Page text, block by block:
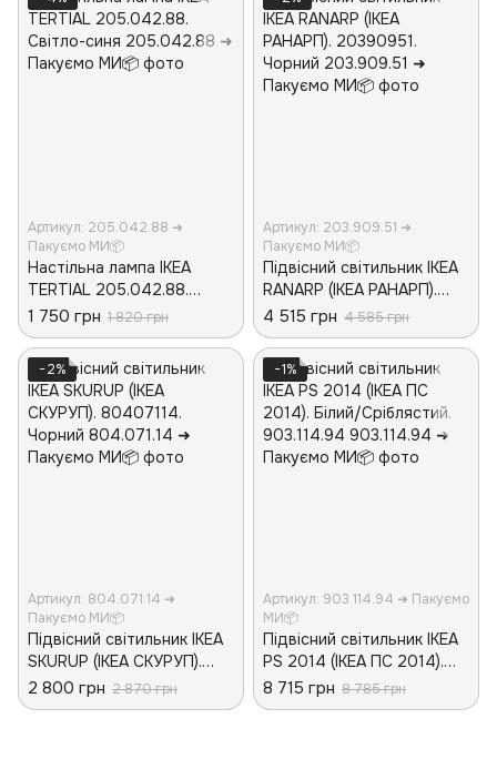
Артикул: 205.042.88 ➜
Пакуємо МИ📦
Настільна лампа IKEA
TERTIAL 205.042.88.
Світло-синя
1 750 грн 1 820 грн
Артикул: 203.909.51 ➜
Пакуємо МИ📦
Підвісний світильник IKEA
RANARP (ІКЕА РАНАРП).
20390951. Чорний
4 515 грн 4 585 грн
−2%
Артикул: 804.071.14 ➜
Пакуємо МИ📦
Підвісний світильник IKEA
SKURUP (ІКЕА СКУРУП).
80407114. Чорний
2 800 грн 2 870 грн
−1%
Артикул: 903.114.94 ➜ Пакуємо
МИ📦
Підвісний світильник IKEA
PS 2014 (ІКЕА ПС 2014).
Білий/Сріблястий.
903.114.94
8 715 грн 8 785 грн